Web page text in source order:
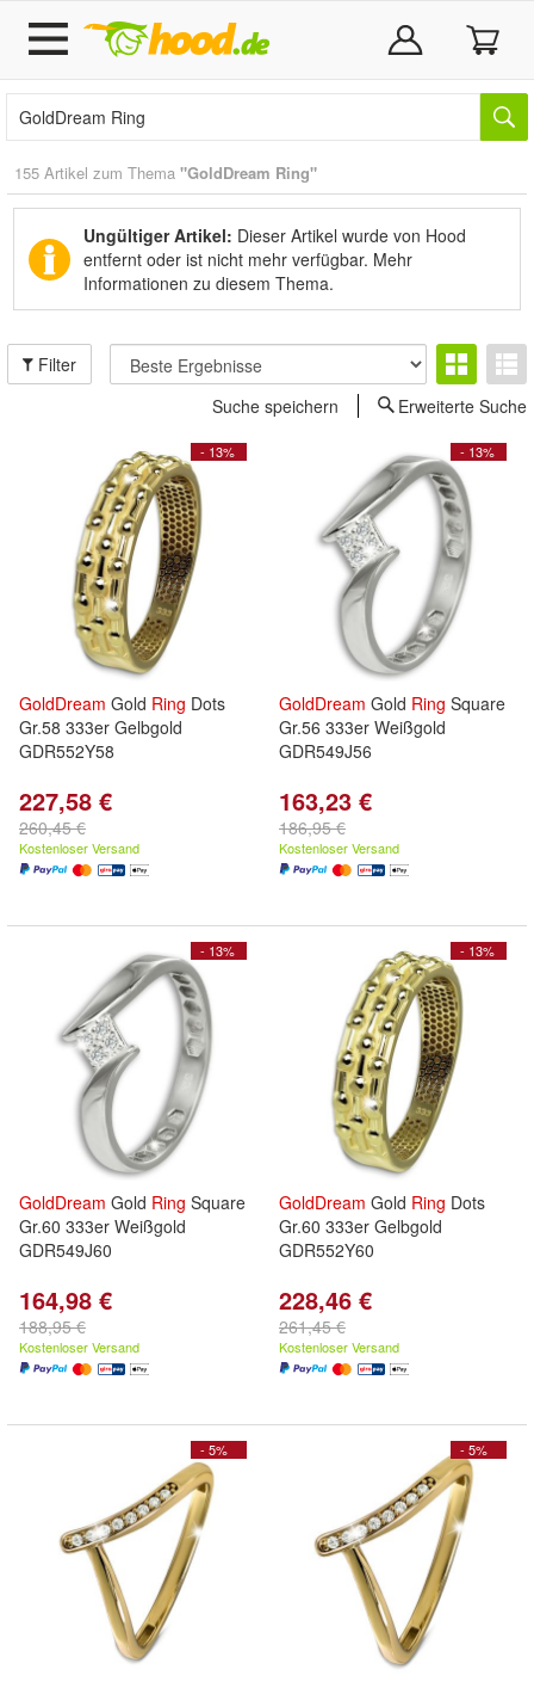
155 Artikel zum Thema "GoldDream Ring"
Ungültiger Artikel: Dieser Artikel wurde von Hood
entfernt oder ist nicht mehr verfügbar. Mehr
Informationen zu diesem Thema.
Filter
Suche speichern
Erweiterte Suche
- 13%
GoldDream Gold Ring Dots
Gr.58 333er Gelbgold
GDR552Y58
227,58 €
260,45 €
Kostenloser Versand
- 13%
GoldDream Gold Ring Square
Gr.56 333er Weißgold
GDR549J56
163,23 €
186,95 €
Kostenloser Versand
- 13%
GoldDream Gold Ring Square
Gr.60 333er Weißgold
GDR549J60
164,98 €
188,95 €
Kostenloser Versand
- 13%
GoldDream Gold Ring Dots
Gr.60 333er Gelbgold
GDR552Y60
228,46 €
261,45 €
Kostenloser Versand
- 5% - 5%